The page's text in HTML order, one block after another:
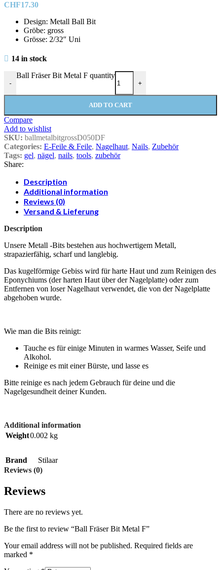
CHF17.30
Design: Metall Ball Bit
Gröbe: gross
Grösse: 2/32″ Uni
14 in stock
-
Ball Fräser Bit Metal F quantity
+
ADD TO CART
Compare
Add to wishlist
SKU: ballmetalbitgrossD050DF
Categories: E-Feile & Feile, Nagelhaut, Nails, Zubehör
Tags: gel, nägel, nails, tools, zubehör
Share:
Description
Additional information
Reviews (0)
Versand & Lieferung
Description
Unsere Metall -Bits bestehen aus hochwertigem Metall,
strapazierfähig, scharf und langlebig.
Das kugelförmige Gebiss wird für harte Haut und zum Reinigen des
Eponychiums (der harten Haut über der Nagelplatte) oder zum
Entfernen von loser Nagelhaut verwendet, die von der Nagelplatte
abgehoben wurde.
Wie man die Bits reinigt:
Tauche es für einige Minuten in warmes Wasser, Seife und
Alkohol.
Reinige es mit einer Bürste, und lasse es
Bitte reinige es nach jedem Gebrauch für deine und die
Nagelgesundheit deiner Kunden.
Additional information
Weight0.002 kg
Brand
Stilaar
Reviews (0)
Reviews
There are no reviews yet.
Be the first to review “Ball Fräser Bit Metal F”
Your email address will not be published. Required fields are
marked *